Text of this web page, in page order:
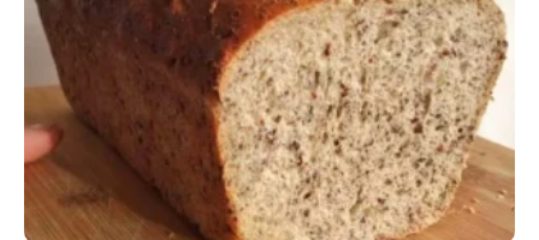
Comer Bem: Pão Low Carb